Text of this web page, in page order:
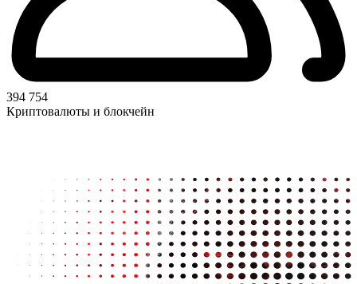
394 754
Криптовалюты и блокчейн